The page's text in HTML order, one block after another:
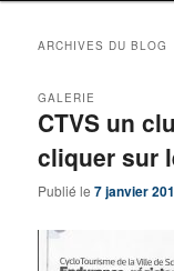
ARCHIVES DU BLOG
CTVS un
cliquer sur
GALERIE
Publié le7 janvier